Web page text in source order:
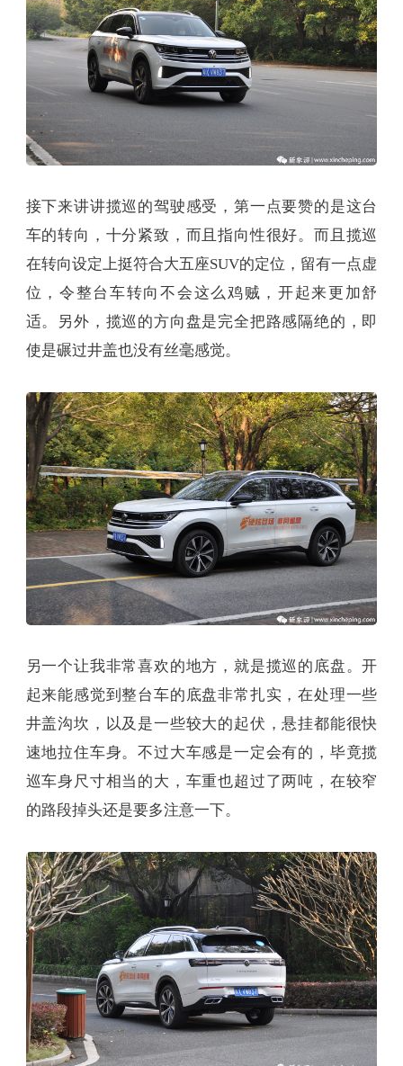
接下来讲讲揽巡的驾驶感受，第一点要赞的是这台
车的转向，十分紧致，而且指向性很好。而且揽巡
在转向设定上挺符合大五座SUV的定位，留有一点虚
位，令整台车转向不会这么鸡贼，开起来更加舒
适。另外，揽巡的方向盘是完全把路感隔绝的，即
使是碾过井盖也没有丝毫感觉。
另一个让我非常喜欢的地方，就是揽巡的底盘。开
起来能感觉到整台车的底盘非常扎实，在处理一些
井盖沟坎，以及是一些较大的起伏，悬挂都能很快
速地拉住车身。不过大车感是一定会有的，毕竟揽
巡车身尺寸相当的大，车重也超过了两吨，在较窄
的路段掉头还是要多注意一下。